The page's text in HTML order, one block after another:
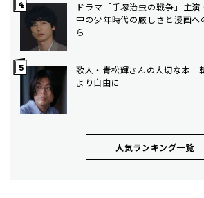
ドラマ「手塚治虫の戦争」主
中の少年時代の厳しさと漫画
ら
歌人・青松輝さんの大切な本
より自由に
人気ランキング⼀覧